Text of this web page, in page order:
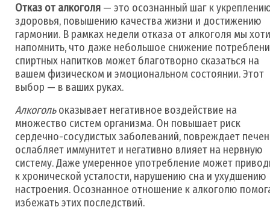
Отказ от алкоголя — это осознанный шаг к
здоровья, повышению качества жизни и достижению
гармонии. В рамках недели отказа от алкоголя мы
напомнить, что даже небольшое снижение
спиртных напитков может благотворно сказаться на
вашем физическом и эмоциональном состоянии. Этот
выбор — в ваших руках.
Алкогольоказывает негативное воздействие на
множество систем организма. Он повышает риск
сердечно-сосудистых заболеваний, повреждает
ослабляет иммунитет и негативно влияет на нервную
систему. Даже умеренное употребление может
к хронической усталости, нарушению сна и ухудшению
настроения. Осознанное отношение к алкоголю
избежать этих последствий.